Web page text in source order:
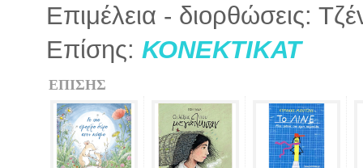
Επιμέλεια - διορθώσεις:
Επίσης: ΚΟΝΕΚΤΙΚΑΤ
ΕΠΙΣΗΣ